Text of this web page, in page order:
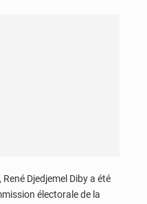
Djedjemel Diby a été
électorale de la